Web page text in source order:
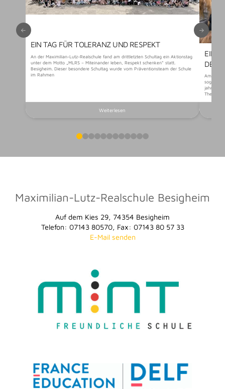
EIN TAG FÜR TOLERANZ UND RESPEKT
An der Maximilian-Lutz-Realschule fand am drittletzten Schultag ein Aktionstag
unter dem Motto „MLRS – Miteinander leben, Respekt schenken“ statt.
Besigheim. Dieser besondere Schultag wurde vom Präventionsteam der Schule
im Rahmen
Weiterlesen
EIN
DER
Am
Themen
0 1 2 3 4 5 6 7 8 9 1011
Maximilian-Lutz-Realschule Besigheim
Auf dem Kies 29, 74354 Besigheim
Telefon: 07143 80570, Fax: 07143 80 57 33
E-Mail senden